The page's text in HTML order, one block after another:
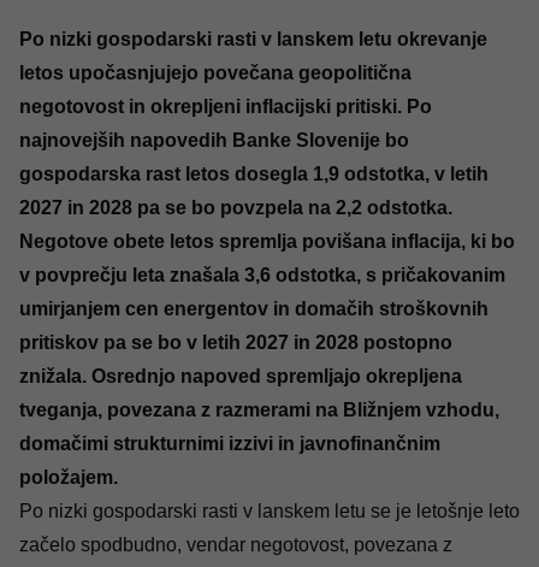
Po nizki gospodarski rasti v lanskem letu okrevanje
letos upočasnjujejo povečana geopolitična
negotovost in okrepljeni inflacijski pritiski. Po
najnovejših napovedih Banke Slovenije bo
gospodarska rast letos dosegla 1,9 odstotka, v letih
2027 in 2028 pa se bo povzpela na 2,2 odstotka.
Negotove obete letos spremlja povišana inflacija, ki bo
v povprečju leta znašala 3,6 odstotka, s pričakovanim
umirjanjem cen energentov in domačih stroškovnih
pritiskov pa se bo v letih 2027 in 2028 postopno
znižala. Osrednjo napoved spremljajo okrepljena
tveganja, povezana z razmerami na Bližnjem vzhodu,
domačimi strukturnimi izzivi in javnofinančnim
položajem.
Po nizki gospodarski rasti v lanskem letu se je letošnje leto
začelo spodbudno, vendar negotovost, povezana z